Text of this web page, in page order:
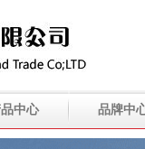
中心 品牌中